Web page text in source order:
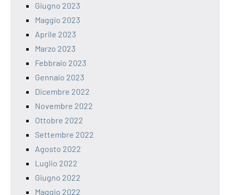
Giugno 2023
Maggio 2023
Aprile 2023
Marzo 2023
Febbraio 2023
Gennaio 2023
Dicembre 2022
Novembre 2022
Ottobre 2022
Settembre 2022
Agosto 2022
Luglio 2022
Giugno 2022
Maggio 2022